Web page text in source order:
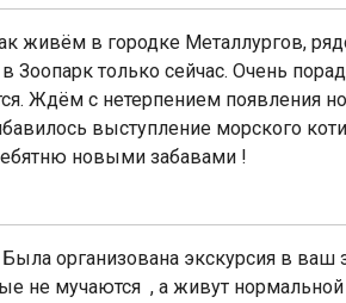
живём в городке Металлургов,
Зоопарк только сейчас. Очень
Ждём с нетерпением
выступление морского
новыми забавами !
организована экскурсия в
не мучаются , а живут